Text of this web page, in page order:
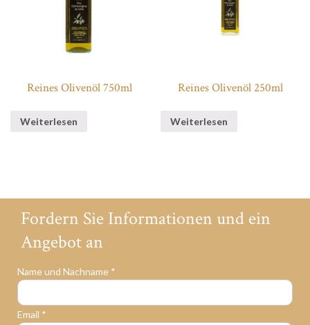
Reines Olivenöl 750ml
Weiterlesen
Reines Olivenöl 250ml
Weiterlesen
Fordern Sie Informationen und ein
Angebot an
Name und Nachname *
Email *